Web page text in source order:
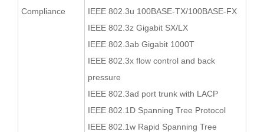
Compliance
IEEE 802.3u 100BASE-TX/100BASE-FX
IEEE 802.3z Gigabit SX/LX
IEEE 802.3ab Gigabit 1000T
IEEE 802.3x flow control and back
pressure
IEEE 802.3ad port trunk with LACP
IEEE 802.1D Spanning Tree Protocol
IEEE 802.1w Rapid Spanning Tree